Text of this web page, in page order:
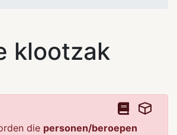
klootzak
die personen/beroepen